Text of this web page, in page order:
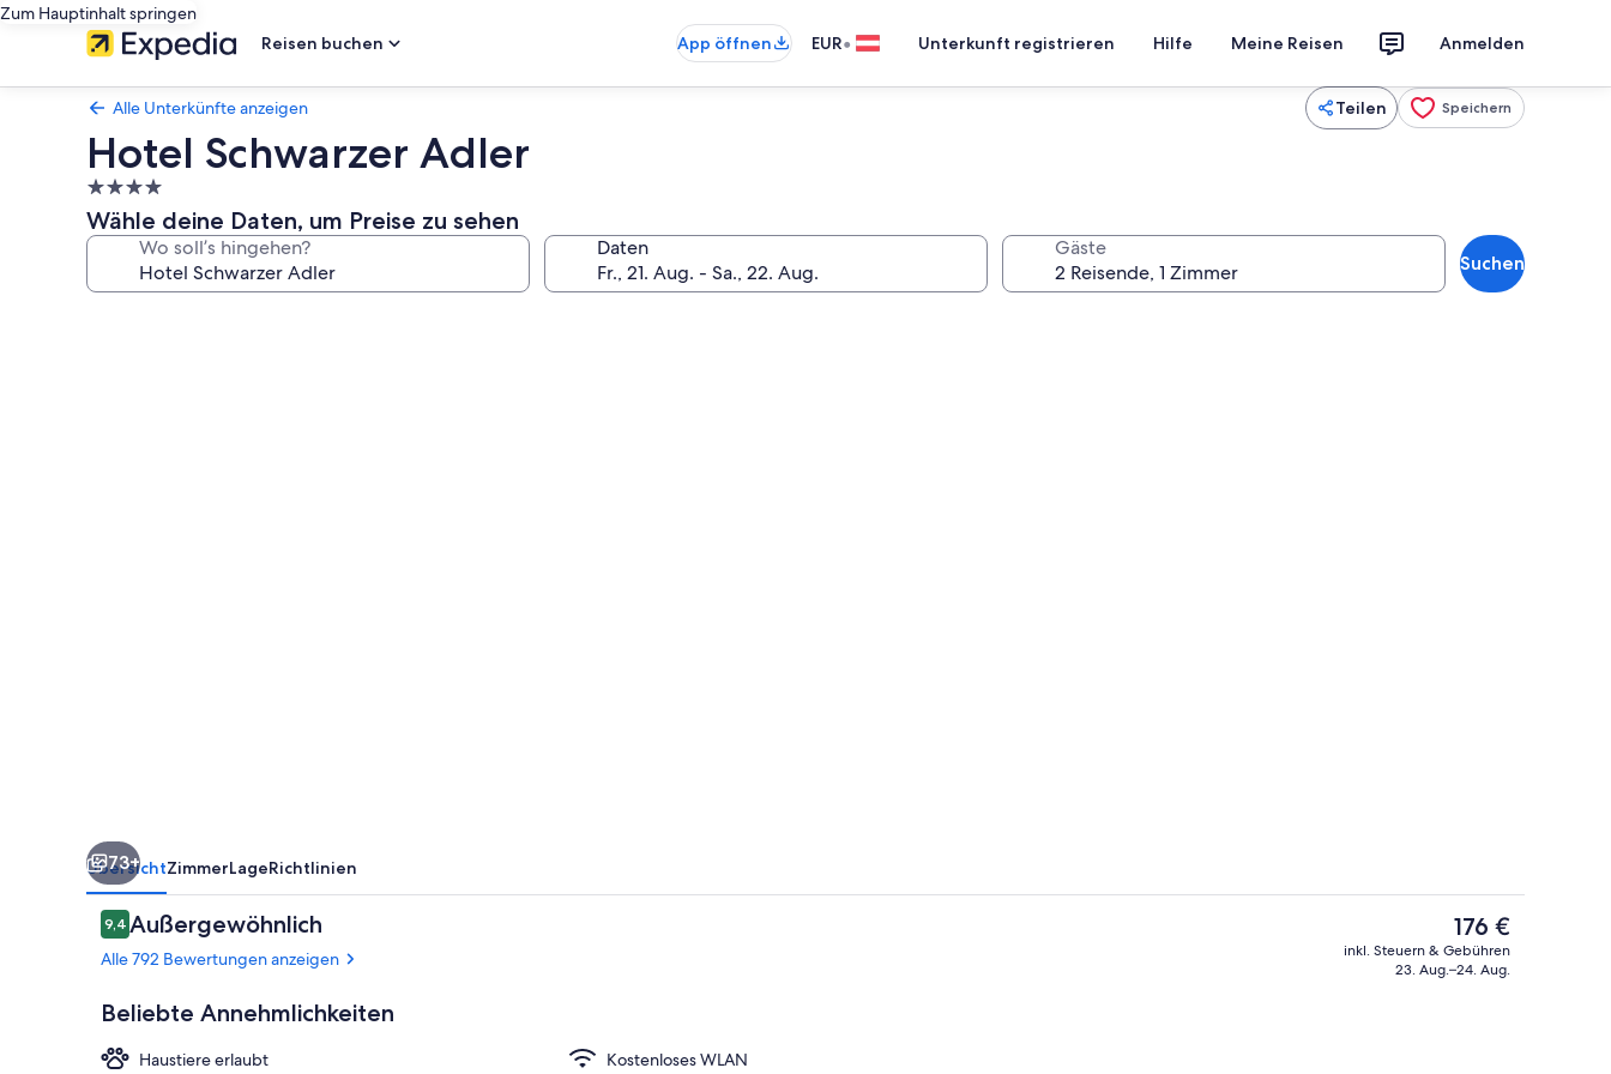
Zum Hauptinhalt springen
Reisen buchen
App öffnen EUR• Unterkunft registrieren Hilfe Meine Reisen Anmelden
Alle Unterkünfte anzeigen Teilen Speichern
Hotel Schwarzer Adler
4.0-
Sterne-
Unterkunft
Wähle deine Daten, um Preise zu sehen
Wo soll’s hingehen? Daten Gäste
Suchen
73+
ÜbersichtZimmerLageRichtlinien
Bewertungen
9,49,4 von 10.
Außergewöhnlich
Alle 792 Bewertungen anzeigen
Beliebte Annehmlichkeiten
Haustiere erlaubt
Kostenloses WLAN
Der
aktuelle
Preis
176 €
inkl. Steuern & Gebühren
23. Aug.–24. Aug.